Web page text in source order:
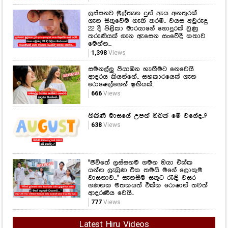
ලස්සනට මුල්තැන දුන් ඇය අනතුරක්
ගැන සිතුවේම නැති තරම්.. වයස අවුරුදු
22 දී පිළිකා මාරයාගේ ගොදුරක් වුණු
තරුණියක් ගැන ඇසෙන සංවේදී කතාව
මෙන්න...
1,398Views
සමනල්ලු පියාඹන හැඟීමට නෙවෙයි
ආදරය කියන්නේ.. සහකාරයෙක් ගැන
රොෂෙල්ගෙන් ඉඟියක්..
666Views
නිකිණි මාසයේ උපන් ඔබත් මේ වගේද..?
638Views
"ජීවිතේ ලස්සනම ගමන ඔයා එක්ක
යන්න ලැබුණ එක තමයි මගේ ලොකුම
වාසනාව..." සැනසීම සතුට රැඳි වසර
ගණනක මතකයත් එක්ක රොෂාන් තවත්
ආදරණීය වෙයි..
777Views
Latest Hiru Videos